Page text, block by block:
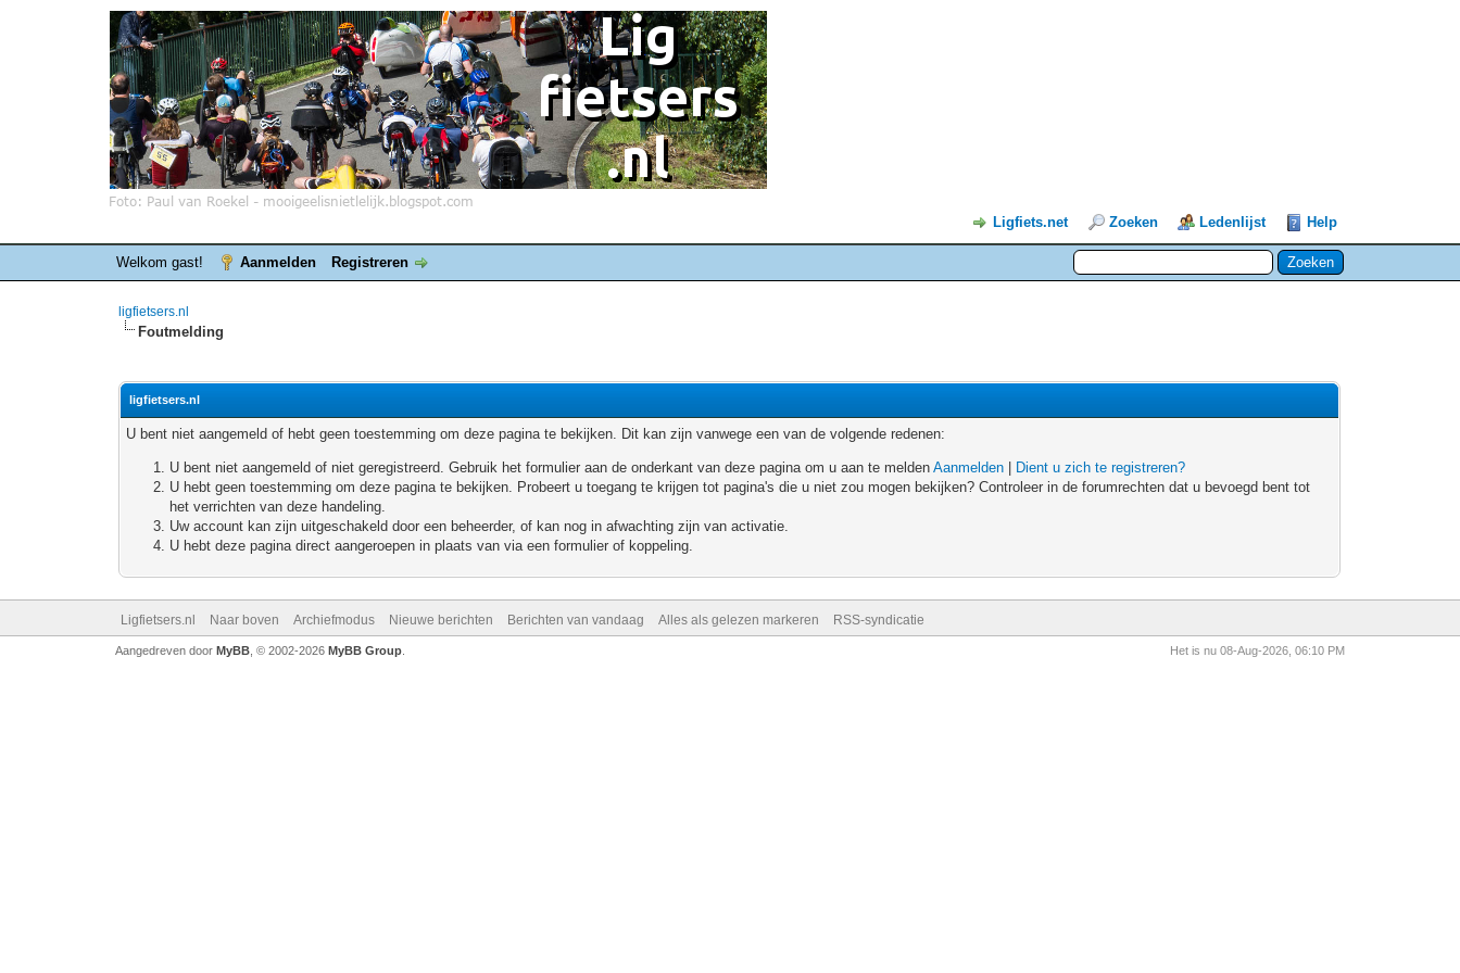
Ligfiets.net Zoeken Ledenlijst Help
Welkom gast! Aanmelden Registreren
ligfietsers.nl
Foutmelding
ligfietsers.nl
U bent niet aangemeld of hebt geen toestemming om deze pagina te bekijken. Dit kan zijn vanwege een van de volgende redenen:
U bent niet aangemeld of niet geregistreerd. Gebruik het formulier aan de onderkant van deze pagina om u aan te meldenAanmelden
Dient u zich te registreren?
U hebt geen toestemming om deze pagina te bekijken. Probeert u toegang te krijgen tot pagina's die u niet zou mogen bekijken? Controleer in de forumrechten dat u bevoegd bent tot
het verrichten van deze handeling.
Uw account kan zijn uitgeschakeld door een beheerder, of kan nog in afwachting zijn van activatie.
U hebt deze pagina direct aangeroepen in plaats van via een formulier of koppeling.
Ligfietsers.nl Naar boven Archiefmodus Nieuwe berichten Berichten van vandaag Alles als gelezen markeren RSS-syndicatie
Het is nu 08-Aug-2026, 06:10 PM
Aangedreven door MyBB, © 2002-2026 MyBB Group.